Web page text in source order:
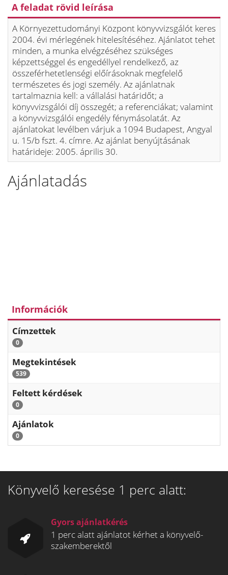
A feladat rövid leírása
A Környezettudományi Központ könyvvizsgálót keres
2004. évi mérlegének hitelesítéséhez. Ajánlatot tehet
minden, a munka elvégzéséhez szükséges
képzettséggel és engedéllyel rendelkező, az
összeférhetetlenségi előírásoknak megfelelő
természetes és jogi személy. Az ajánlatnak
tartalmaznia kell: a vállalási határidőt; a
könyvvizsgálói díj összegét; a referenciákat; valamint
a könyvvizsgálói engedély fénymásolatát. Az
ajánlatokat levélben várjuk a 1094 Budapest, Angyal
u. 15/b fszt. 4. címre. Az ajánlat benyújtásának
határideje: 2005. április 30.
Ajánlatadás
Információk
Címzettek
0
Megtekintések
539
Feltett kérdések
0
Ajánlatok
0
Könyvelő keresése 1 perc alatt:
Gyors ajánlatkérés
1 perc alatt ajánlatot kérhet a könyvelő-
szakemberektől